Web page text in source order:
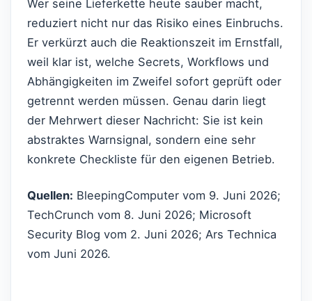
Wer seine Lieferkette heute sauber macht,
reduziert nicht nur das Risiko eines Einbruchs.
Er verkürzt auch die Reaktionszeit im Ernstfall,
weil klar ist, welche Secrets, Workflows und
Abhängigkeiten im Zweifel sofort geprüft oder
getrennt werden müssen. Genau darin liegt
der Mehrwert dieser Nachricht: Sie ist kein
abstraktes Warnsignal, sondern eine sehr
konkrete Checkliste für den eigenen Betrieb.
Quellen: BleepingComputer vom 9. Juni 2026;
TechCrunch vom 8. Juni 2026; Microsoft
Security Blog vom 2. Juni 2026; Ars Technica
vom Juni 2026.